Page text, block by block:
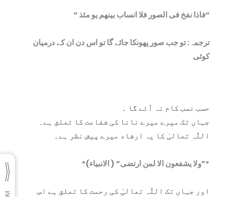
“فاذا نفخ فی الصور فلا انساب بینھم یو مئذ “
ترجمہ: تو جب صور پھونکا جائے گا تو اس دن ان کے درمیان
کوئی
حسب نسب کام نہ آئے گا ۔
جہاں تک میرے میرے نانا کی شفاعت کا تعلق ہے۔
اللّٰہ تعالیٰ کا یہ ارشاد میرے پیش نظر ہے۔
*”ولا یشفعون الا لمن ارتضی” ( الانبیاء)*
اور جہاں تک اللّٰہ تعالیٰ کی رحمت کا تعلق ہے اس